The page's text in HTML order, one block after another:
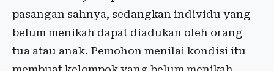
pasangan sahnya, sedangkan individu yang
belum menikah dapat diadukan oleh orang
tua atau anak. Pemohon menilai kondisi itu